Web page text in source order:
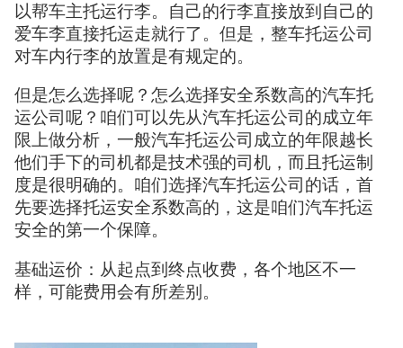
以帮车主托运行李。自己的行李直接放到自己的
爱车李直接托运走就行了。但是，整车托运公司
对车内行李的放置是有规定的。
但是怎么选择呢？怎么选择安全系数高的汽车托
运公司呢？咱们可以先从汽车托运公司的成立年
限上做分析，一般汽车托运公司成立的年限越长
他们手下的司机都是技术强的司机，而且托运制
度是很明确的。咱们选择汽车托运公司的话，首
先要选择托运安全系数高的，这是咱们汽车托运
安全的第一个保障。
基础运价：从起点到终点收费，各个地区不一
样，可能费用会有所差别。